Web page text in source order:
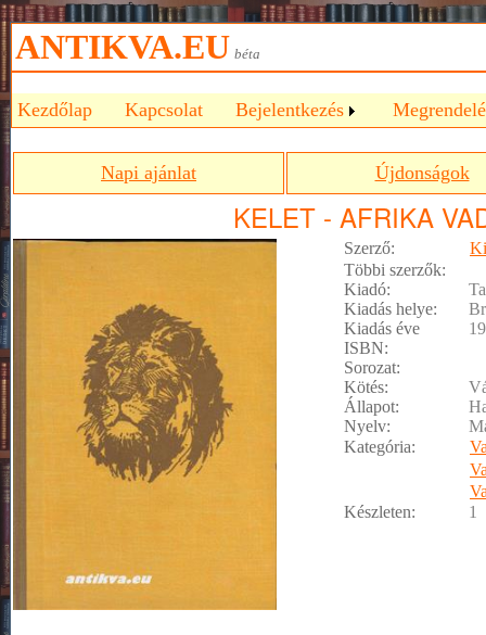
ANTIKVA.EU béta
Kezdőlap Kapcsolat Bejelentkezés
Napi ajánlat Újdonságok
KELET - AFRIKA
Szerző:
Többi szerzők:
Kiadó:
Kiadás helye:
Kiadás éve
ISBN:
Sorozat:
Kötés:
Állapot:
Nyelv:
Kategória:
Készleten:
1